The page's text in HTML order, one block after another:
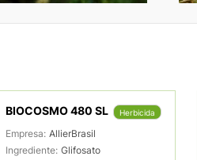
BIOCOSMO 480 SL Herbicida
Empresa: AllierBrasil
Ingrediente: Glifosato